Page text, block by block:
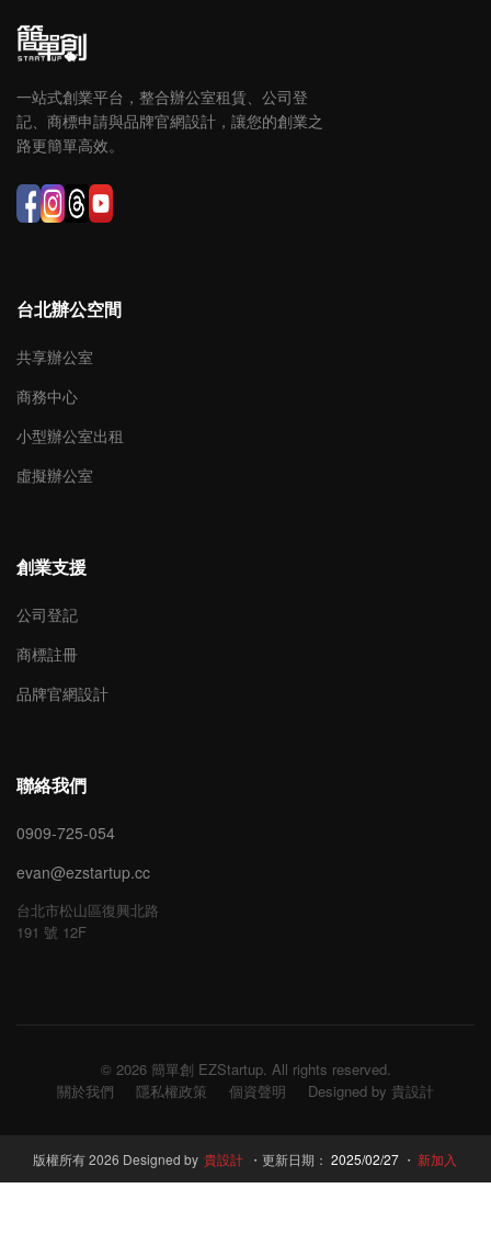
一站式創業平台，整合辦公室租賃、公司登
記、商標申請與品牌官網設計，讓您的創業之
路更簡單高效。
台北辦公空間
共享辦公室
商務中心
小型辦公室出租
虛擬辦公室
創業支援
公司登記
商標註冊
品牌官網設計
聯絡我們
0909-725-054
evan@ezstartup.cc
台北市松山區復興北路
191 號 12F
© 2026 簡單創 EZStartup. All rights reserved.
關於我們
隱私權政策 個資聲明 Designed by 貴設計
版權所有 2026 Designed by 貴設計 ・更新日期： 2025/02/27・ 新加入